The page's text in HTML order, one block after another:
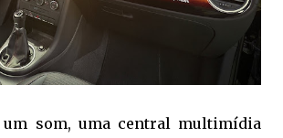
som, uma central multimídia